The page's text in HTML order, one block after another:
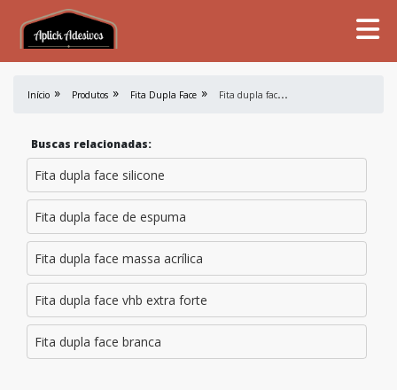
Início Produtos Fita Dupla Face F
ita dupla face acrílica transparente
Buscas relacionadas:
Fita dupla face silicone
Fita dupla face de espuma
Fita dupla face massa acrílica
Fita dupla face vhb extra forte
Fita dupla face branca